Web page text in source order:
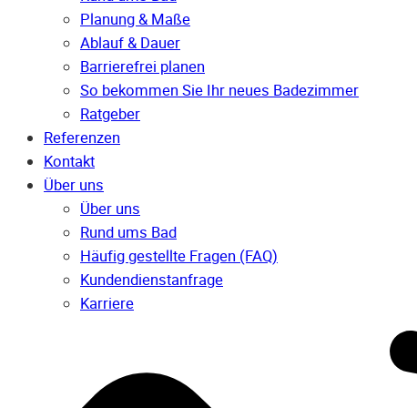
Planung & Maße
Ablauf & Dauer
Barrierefrei planen
So bekommen Sie Ihr neues Badezimmer
Ratgeber
Referenzen
Kontakt
Über uns
Über uns
Rund ums Bad
Häufig gestellte Fragen (FAQ)
Kunden­dienst­anfrage
Karriere